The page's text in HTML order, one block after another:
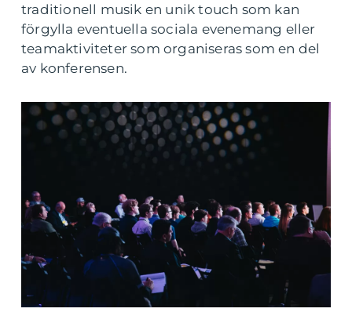
traditionell musik en unik touch som kan
förgylla eventuella sociala evenemang eller
teamaktiviteter som organiseras som en del
av konferensen.